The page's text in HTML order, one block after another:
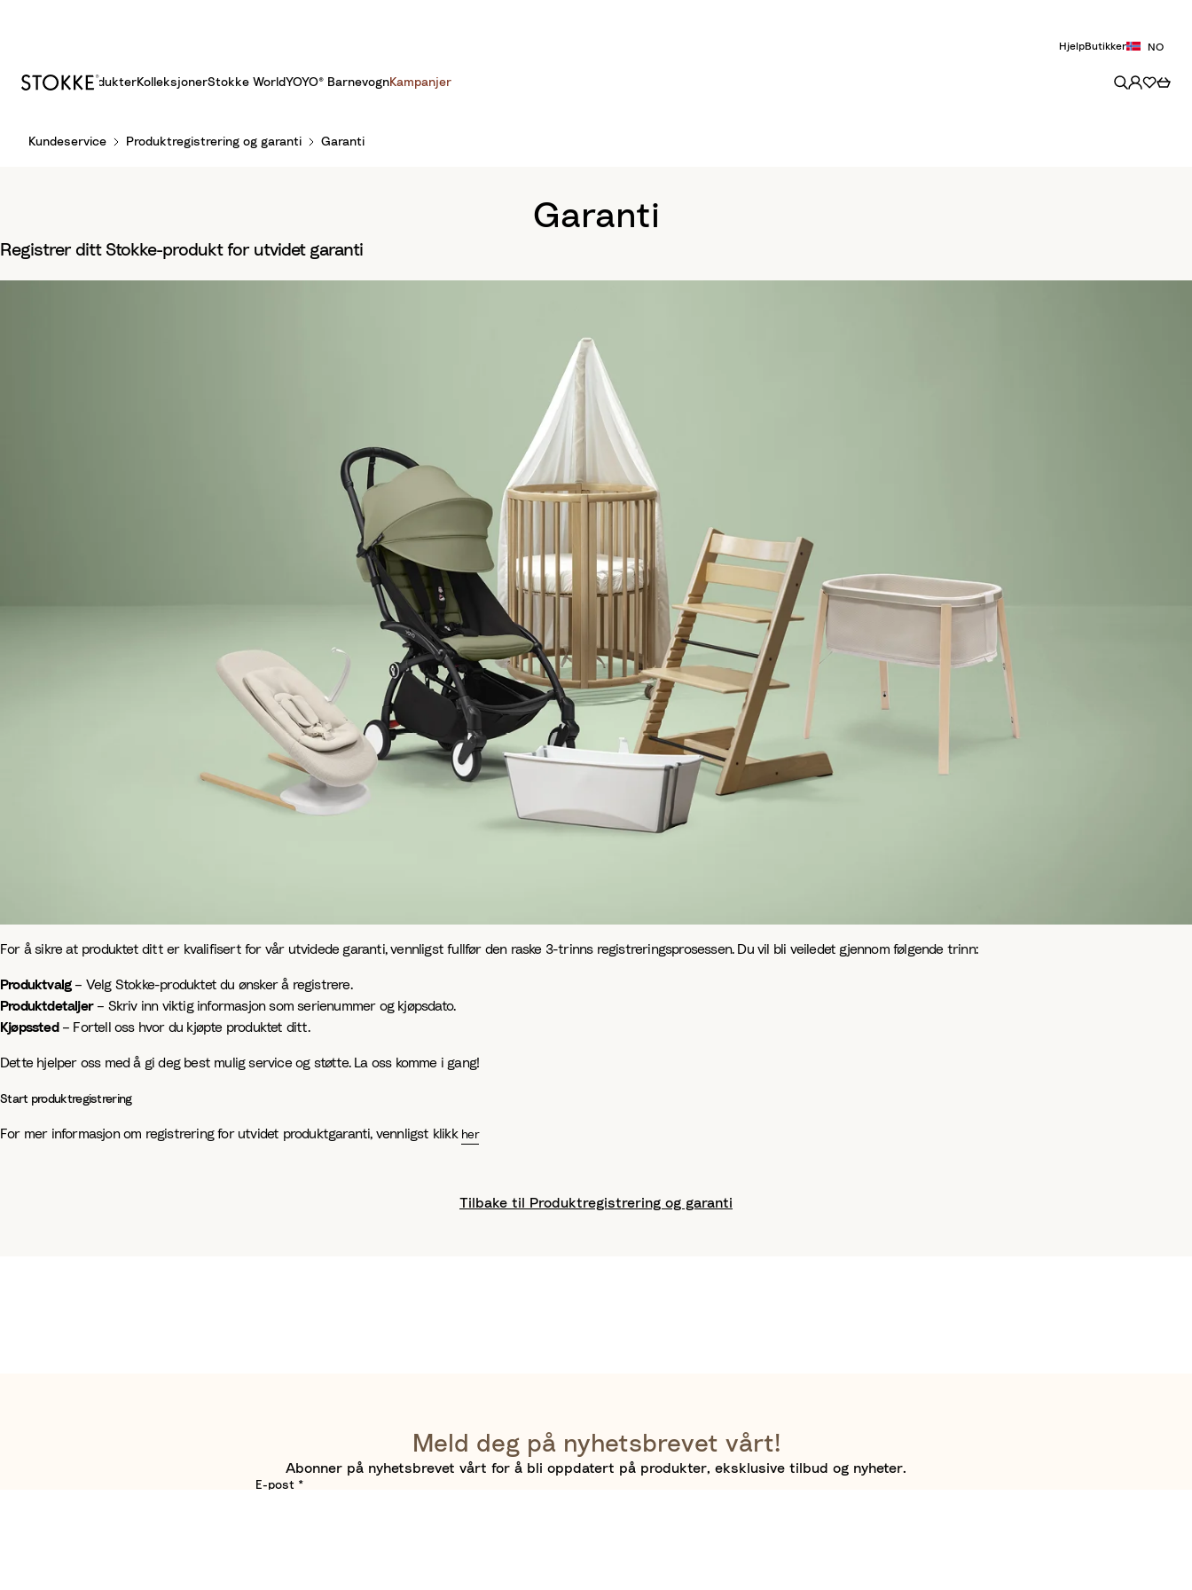
C
HjelpButikker NO
ProdukterKolleksjonerStokke WorldYOYO® BarnevognKampanjer
Kundeservice Produktregistrering og garanti Garanti
Garanti
Registrer ditt Stokke-produkt for utvidet garanti
For å sikre at produktet ditt er kvalifisert for vår utvidede garanti, vennligst fullfør den raske 3-trinns registreringsprosessen. Du vil bli veiledet gjennom følgende trinn:
Produktvalg– Velg Stokke-produktet du ønsker å registrere.
Produktdetaljer– Skriv inn viktig informasjon som serienummer og kjøpsdato.
Kjøpssted – Fortell oss hvor du kjøpte produktet ditt.
Dette hjelper oss med å gi deg best mulig service og støtte. La oss komme i gang!
Start produktregistrering
For mer informasjon om registrering for utvidet produktgaranti, vennligst klikk her
Tilbake til Produktregistrering og garanti
Meld deg på nyhetsbrevet vårt!
Abonner på nyhetsbrevet vårt for å bli oppdatert på produkter, eksklusive tilbud og nyheter.
E-post *